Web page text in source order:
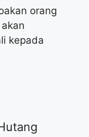
orang
kepada